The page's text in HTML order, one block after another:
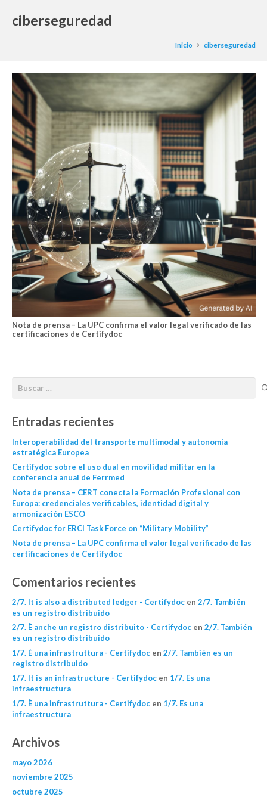
ciberseguredad
Inicio ciberseguredad
Nota de prensa – La UPC confirma el valor legal verificado de las
certificaciones de Certifydoc
Entradas recientes
Interoperabilidad del transporte multimodal y autonomía
estratégica Europea
Certifydoc sobre el uso dual en movilidad militar en la
conferencia anual de Ferrmed
Nota de prensa – CERT conecta la Formación Profesional con
Europa: credenciales verificables, identidad digital y
armonización ESCO
Certifydoc for ERCI Task Force on “Military Mobility”
Nota de prensa – La UPC confirma el valor legal verificado de las
certificaciones de Certifydoc
Comentarios recientes
2/7. It is also a distributed ledger - Certifydocen 2/7. También
es un registro distribuido
2/7. È anche un registro distribuito - Certifydocen 2/7. También
es un registro distribuido
1/7. È una infrastruttura - Certifydocen 2/7. También es un
registro distribuido
1/7. It is an infrastructure - Certifydocen 1/7. Es una
infraestructura
1/7. È una infrastruttura - Certifydocen 1/7. Es una
infraestructura
Archivos
mayo 2026
noviembre 2025
octubre 2025